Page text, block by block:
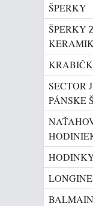
ŠPERKY
ŠPERKY
SECTOR
PÁNSKE